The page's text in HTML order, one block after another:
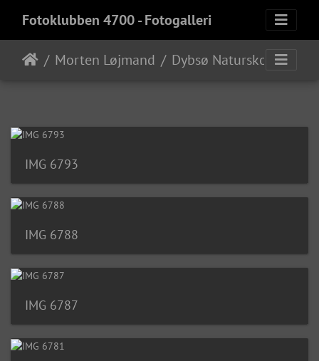
Fotoklubben 4700 - Fotogalleri
Morten Løjmand Dybsø Naturskole
IMG 6793
IMG 6788
IMG 6787